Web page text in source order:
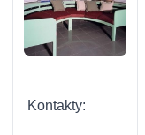
Kontakty: